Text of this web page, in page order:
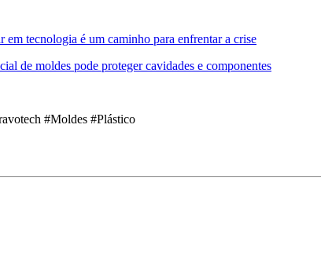
em tecnologia é um caminho para enfrentar a crise
de moldes pode proteger cavidades e componentes
#Moldes #Plástico